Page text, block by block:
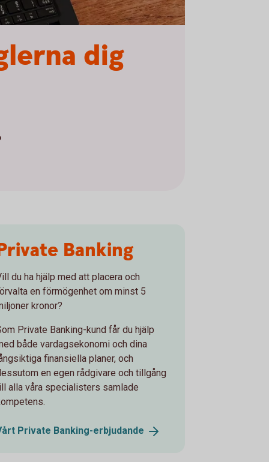
dig
Banking
du ha hjälp med att placera och
en förmögenhet om minst 5
kronor?
Private Banking-kund får du hjälp
både vardagsekonomi och dina
finansiella planer, och
en egen rådgivare och tillgång
alla våra specialisters samlade
Private Banking-erbjudande